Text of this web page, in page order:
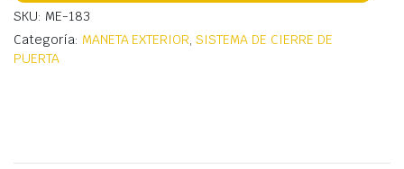
SKU: ME-183
Categoría: MANETA EXTERIOR,SISTEMA DE CIERRE DE
PUERTA